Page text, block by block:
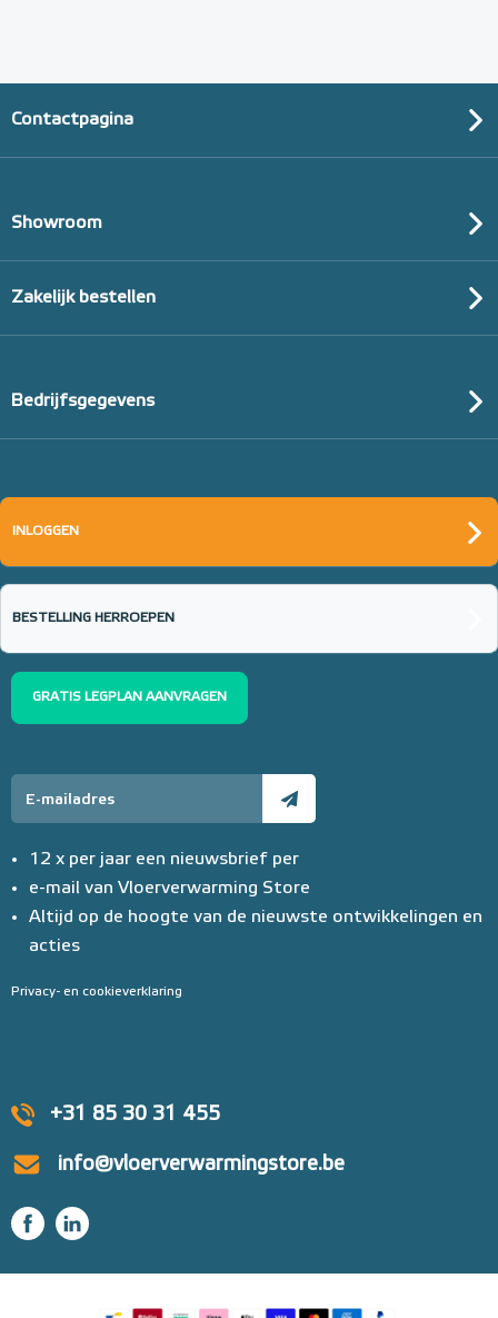
+31 85 30 31 455
info@vloerverwarmingstore.be
Contactpagina
Showroom
Zakelijk bestellen
Bedrijfsgegevens
INLOGGEN
BESTELLING HERROEPEN
GRATIS LEGPLAN AANVRAGEN
12 x per jaar een nieuwsbrief per
e-mail van Vloerverwarming Store
Altijd op de hoogte van de nieuwste ontwikkelingen en
acties
Privacy- en cookieverklaring